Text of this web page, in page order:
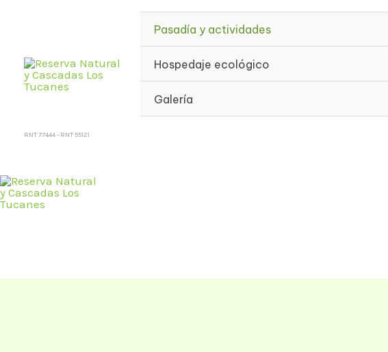
Pasadía y actividades
Hospedaje ecológico
Galería
RNT 77444 - RNT 55121